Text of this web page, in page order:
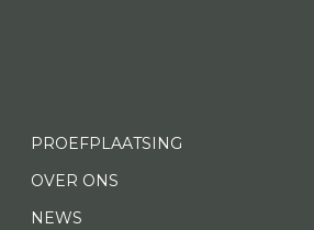
PROEFPLAATSING
OVER ONS
NEWS